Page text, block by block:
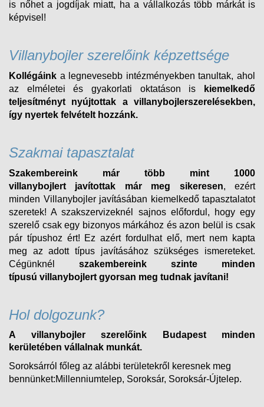
is nőhet a jogdíjak miatt, ha a vállalkozás több márkát is
képvisel!
Villanybojler szerelőink képzettsége
Kollégáink a legnevesebb intézményekben tanultak, ahol
az elméletei és gyakorlati oktatáson is kiemelkedő
teljesítményt nyújtottak a villanybojlerszerelésekben,
így nyertek felvételt hozzánk.
Szakmai tapasztalat
Szakembereink már több mint 1000
villanybojlert javítottak már meg sikeresen, ezért
minden Villanybojler javításában kiemelkedő tapasztalatot
szeretek! A szakszervizeknél sajnos előfordul, hogy egy
szerelő csak egy bizonyos márkához és azon belül is csak
pár típushoz ért! Ez azért fordulhat elő, mert nem kapta
meg az adott típus javításához szükséges ismereteket.
Cégünknél szakembereink szinte minden
típusú villanybojlert gyorsan meg tudnak javítani!
Hol dolgozunk?
A villanybojler szerelőink Budapest minden
kerületében vállalnak munkát.
Soroksárról főleg az alábbi területekről keresnek meg
bennünket:Millenniumtelep, Soroksár, Soroksár-Újtelep.